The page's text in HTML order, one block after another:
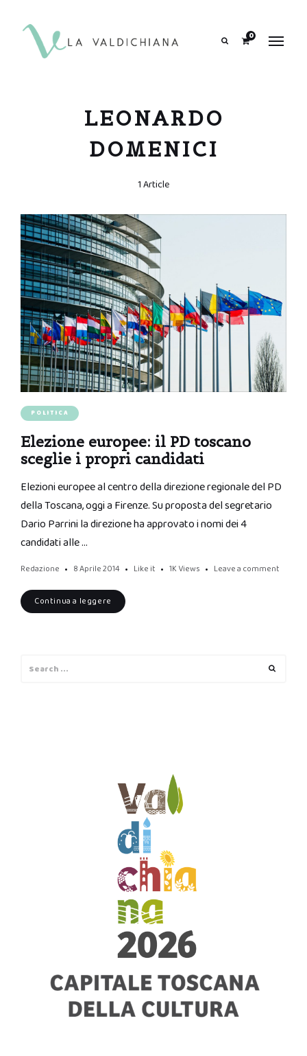
0
LEONARDO
DOMENICI
1 Article
POLITICA
Elezione europee: il PD toscano
sceglie i propri candidati
Elezioni europee al centro della direzione regionale del PD
della Toscana, oggi a Firenze. Su proposta del segretario
Dario Parrini la direzione ha approvato i nomi dei 4
candidati alle …
Redazione 8 Aprile 2014 Like it 1K Views Leave a comment
Continua a leggere
for: